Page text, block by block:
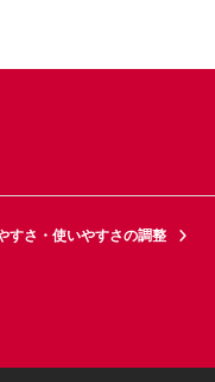
すさ・使いやすさの調整